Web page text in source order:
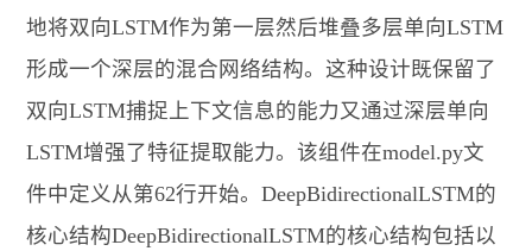
地将双向LSTM作为第一层然后堆叠多层单向LSTM
形成一个深层的混合网络结构。这种设计既保留了
双向LSTM捕捉上下文信息的能力又通过深层单向
LSTM增强了特征提取能力。该组件在model.py文
件中定义从第62行开始。DeepBidirectionalLSTM的
核心结构DeepBidirectionalLSTM的核心结构包括以